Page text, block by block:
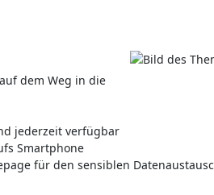
dem Weg in die
jederzeit verfügbar
Smartphone
für den sensiblen